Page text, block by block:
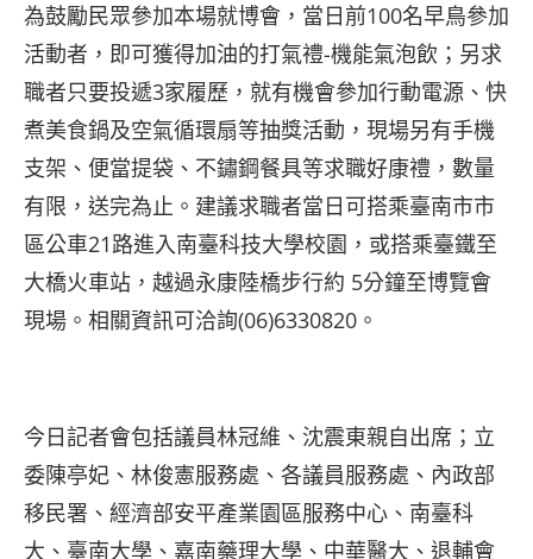
為鼓勵民眾參加本場就博會，當日前100名早鳥參加
活動者，即可獲得加油的打氣禮-機能氣泡飲；另求
職者只要投遞3家履歷，就有機會參加行動電源、快
煮美食鍋及空氣循環扇等抽獎活動，現場另有手機
支架、便當提袋、不鏽鋼餐具等求職好康禮，數量
有限，送完為止。建議求職者當日可搭乘臺南市市
區公車21路進入南臺科技大學校園，或搭乘臺鐵至
大橋火車站，越過永康陸橋步行約 5分鐘至博覽會
現場。相關資訊可洽詢(06)6330820。
今日記者會包括議員林冠維、沈震東親自出席；立
委陳亭妃、林俊憲服務處、各議員服務處、內政部
移民署、經濟部安平產業園區服務中心、南臺科
大、臺南大學、嘉南藥理大學、中華醫大、退輔會